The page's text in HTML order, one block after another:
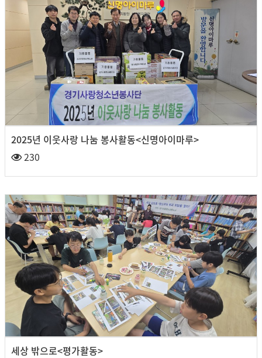
2025년 이웃사랑 나눔 봉사활동<신명아이마루>
230
세상 밖으로<평가활동>